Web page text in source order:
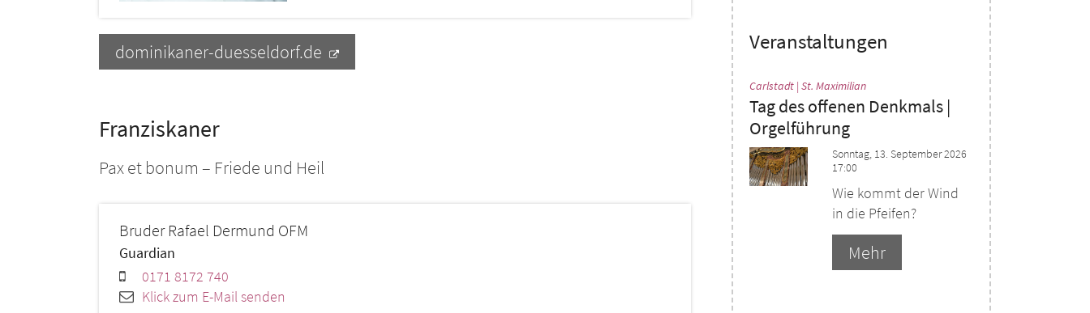
dominikaner-duesseldorf.de
Franziskaner
Pax et bonum – Friede und Heil
Bruder Rafael Dermund OFM
Guardian
0171 8172 740
Klick zum E-Mail senden
Veranstaltungen
Carlstadt | St. Maximilian:
Tag des offenen Denkmals |
Orgelführung
Sonntag, 13. September 2026
17:00
Wie kommt der Wind
in die Pfeifen?
Mehr